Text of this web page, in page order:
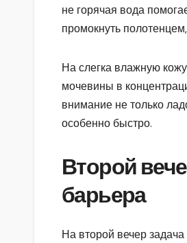
не горячая вода
промокнуть
На слегка влажную
мочевины в
внимание не только
особенно быстро.
Второй
барьера
На второй вечер